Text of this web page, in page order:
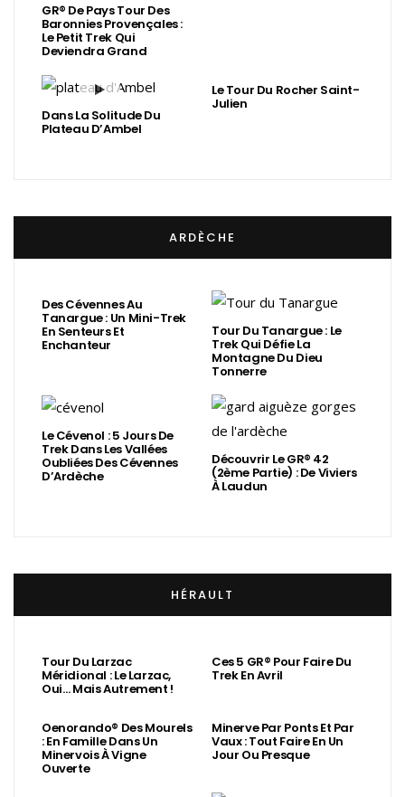
GR® De Pays Tour Des
Baronnies Provençales :
Le Petit Trek Qui
Deviendra Grand
Dans La Solitude Du
Plateau D’Ambel
Le Tour Du Rocher Saint-
Julien
ARDÈCHE
Des Cévennes Au
Tanargue : Un Mini-Trek
En Senteurs Et
Enchanteur
Tour Du Tanargue : Le
Trek Qui Défie La
Montagne Du Dieu
Tonnerre
Le Cévenol : 5 Jours De
Trek Dans Les Vallées
Oubliées Des Cévennes
D’Ardèche
Découvrir Le GR® 42
(2ème Partie) : De Viviers
À Laudun
HÉRAULT
Tour Du Larzac
Méridional : Le Larzac,
Oui… Mais Autrement !
Ces 5 GR® Pour Faire Du
Trek En Avril
Oenorando® Des Mourels
: En Famille Dans Un
Minervois À Vigne
Ouverte
Minerve Par Ponts Et Par
Vaux : Tout Faire En Un
Jour Ou Presque